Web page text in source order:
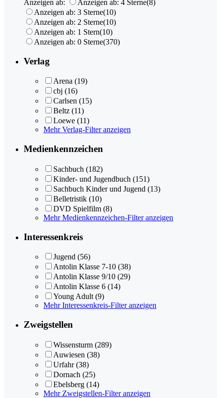
Anzeigen ab: Anzeigen ab: 4 Sterne(8)
Anzeigen ab: 3 Sterne(10)
Anzeigen ab: 2 Sterne(10)
Anzeigen ab: 1 Stern(10)
Anzeigen ab: 0 Sterne(370)
Verlag
Arena (19)
cbj (16)
Carlsen (15)
Beltz (11)
Loewe (11)
Mehr Verlag-Filter anzeigen
Medienkennzeichen
Sachbuch (182)
Kinder- und Jugendbuch (151)
Sachbuch Kinder und Jugend (13)
Belletristik (10)
DVD Spielfilm (8)
Mehr Medienkennzeichen-Filter anzeigen
Interessenkreis
Jugend (56)
Antolin Klasse 7-10 (38)
Antolin Klasse 9/10 (29)
Antolin Klasse 6 (14)
Young Adult (9)
Mehr Interessenkreis-Filter anzeigen
Zweigstellen
Wissensturm (289)
Auwiesen (38)
Urfahr (38)
Dornach (25)
Ebelsberg (14)
Mehr Zweigstellen-Filter anzeigen